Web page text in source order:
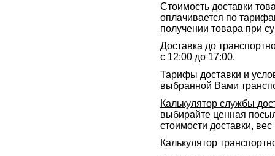
Стоимость доставки
оплачивается по
получении товара при
Доставка до
с 12:00 до 17:00.
Тарифы доставки и
выбранной Вами
Калькулятор службы
выбирайте ценная
стоимости доставки,
Калькулятор